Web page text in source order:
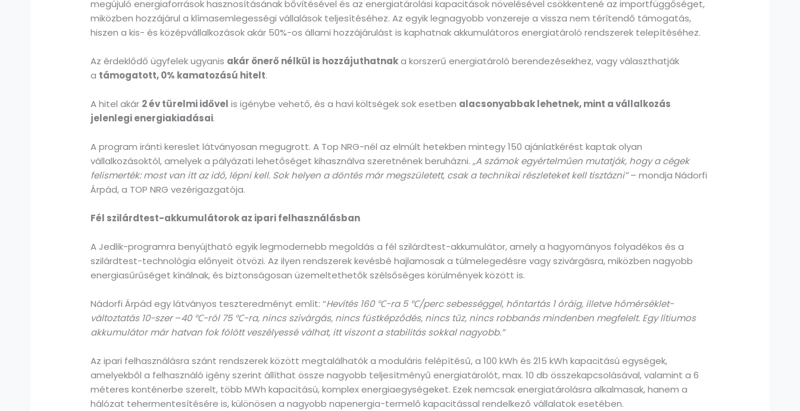
megújuló energiaforrások hasznosításának bővítésével és az energiatárolási kapacitások növelésével csökkentené az importfüggőséget,
miközben hozzájárul a klímasemlegességi vállalások teljesítéséhez. Az egyik legnagyobb vonzereje a vissza nem térítendő támogatás,
hiszen a kis- és középvállalkozások akár 50%-os állami hozzájárulást is kaphatnak akkumulátoros energiatároló rendszerek telepítéséhez.
Az érdeklődő ügyfelek ugyanis akár önerő nélkül is hozzájuthatnaka korszerű energiatároló berendezésekhez, vagy választhatják
a támogatott, 0% kamatozású hitelt.
A hitel akár 2 év türelmi idővel is igénybe vehető, és a havi költségek sok esetben alacsonyabbak lehetnek, mint a vállalkozás
jelenlegi energiakiadásai.
A program iránti kereslet látványosan megugrott. A Top NRG-nél az elmúlt hetekben mintegy 150 ajánlatkérést kaptak olyan
vállalkozásoktól, amelyek a pályázati lehetőséget kihasználva szeretnének beruházni.„A számok egyértelműen mutatják, hogy a cégek
felismerték: most van itt az idő, lépni kell. Sok helyen a döntés már megszületett, csak a technikai részleteket kell tisztázni”– mondja Nádorfi
Árpád, a TOP NRG vezérigazgatója.
Fél szilárdtest-akkumulátorok az ipari felhasználásban
A Jedlik-programra benyújtható egyik legmodernebb megoldás a fél szilárdtest-akkumulátor, amely a hagyományos folyadékos és a
szilárdtest-technológia előnyeit ötvözi. Az ilyen rendszerek kevésbé hajlamosak a túlmelegedésre vagy szivárgásra, miközben nagyobb
energiasűrűséget kínálnak, és biztonságosan üzemeltethetők szélsőséges körülmények között is.
Nádorfi Árpád egy látványos teszteredményt említ: “Hevítés 160 ℃-ra 5 ℃/perc sebességgel, hőntartás 1 óráig, illetve hőmérséklet-
változtatás 10-szer–40 ℃-ról 75 ℃-ra, nincs szivárgás, nincs füstképződés, nincs tűz, nincs robbanás mindenben megfelelt. Egy lítiumos
akkumulátor már hatvan fok fölött veszélyessé válhat, itt viszont a stabilitás sokkal nagyobb.”
Az ipari felhasználásra szánt rendszerek között megtalálhatók a moduláris felépítésű, a 100 kWh és 215 kWh kapacitású egységek,
amelyekből a felhasználó igény szerint állíthat össze nagyobb teljesítményű energiatárolót, max. 10 db összekapcsolásával, valamint a 6
méteres konténerbe szerelt, több MWh kapacitású, komplex energiaegységeket. Ezek nemcsak energiatárolásra alkalmasak, hanem a
hálózat tehermentesítésére is, különösen a nagyobb napenergia-termelő kapacitással rendelkező vállalatok esetében.